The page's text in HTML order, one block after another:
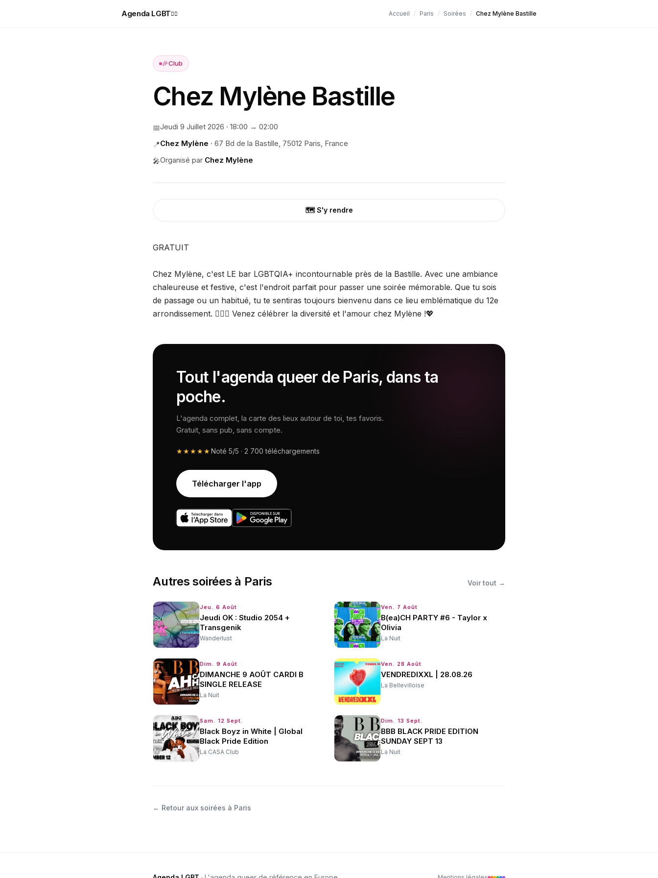
Agenda LGBT🏳️‍🌈 Accueil / Paris / Soirées / Chez Mylène Bastille
🎉Club
Chez Mylène Bastille
📅Jeudi 9 Juillet 2026 · 18:00 → 02:00
📍Chez Mylène · 67 Bd de la Bastille, 75012 Paris, France
🎤Organisé par Chez Mylène
🗺️ S'y rendre
GRATUIT
Chez Mylène, c'est LE bar LGBTQIA+ incontournable près de la Bastille. Avec une ambiance
chaleureuse et festive, c'est l'endroit parfait pour passer une soirée mémorable. Que tu sois
de passage ou un habitué, tu te sentiras toujours bienvenu dans ce lieu emblématique du 12e
arrondissement. 🏳️‍🌈🎶 Venez célébrer la diversité et l'amour chez Mylène !💖
Tout l'agenda queer de Paris, dans ta
poche.
L'agenda complet, la carte des lieux autour de toi, tes favoris.
Gratuit, sans pub, sans compte.
★★★★★Noté 5/5 · 2 700 téléchargements
Télécharger l'app
Autressoirées à Paris Voir tout →
Jeu. 6 Août
Jeudi OK : Studio 2054 +
Transgenik
Wanderlust
Ven. 7 Août
B(ea)CH PARTY #6 - Taylor x
Olivia
La Nuit
Dim. 9 Août
DIMANCHE 9 AOÛT CARDI B
SINGLE RELEASE
La Nuit
Ven. 28 Août
VENDREDIXXL | 28.08.26
La Bellevilloise
Sam. 12 Sept.
Black Boyz in White | Global
Black Pride Edition
La CASA Club
Dim. 13 Sept.
BBB BLACK PRIDE EDITION
SUNDAY SEPT 13
La Nuit
← Retour aux soirées à Paris